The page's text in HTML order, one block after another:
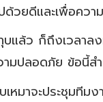
วยดีและเพื่อคว
บแล้ว ก็ถึงเวลา
มปลอดภัย ข้อนี้ส
เหมาจะประชุมที